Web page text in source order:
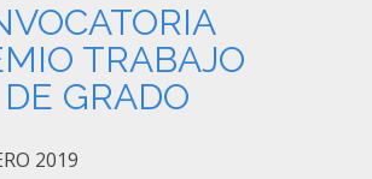
TRABAJO
GRADO
2019